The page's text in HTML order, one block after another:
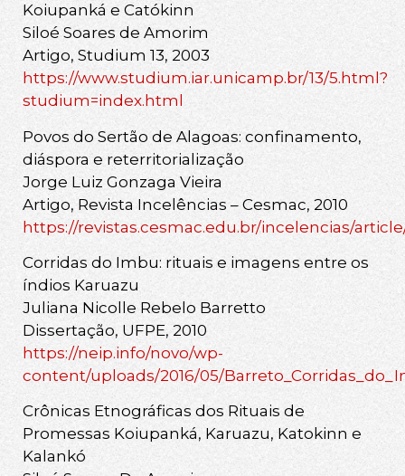
Koiupanká e Catókinn
Siloé Soares de Amorim
Artigo, Studium 13, 2003
https://www.studium.iar.unicamp.br/13/5.html?
studium=index.html
Povos do Sertão de Alagoas: confinamento,
diáspora e reterritorialização
Jorge Luiz Gonzaga Vieira
Artigo, Revista Incelências – Cesmac, 2010
https://revistas.cesmac.edu.br/incelencias/
Corridas do Imbu: rituais e imagens entre os
índios Karuazu
Juliana Nicolle Rebelo Barretto
Dissertação, UFPE, 2010
https://neip.info/novo/wp-
content/uploads/2016/05/
Crônicas Etnográficas dos Rituais de
Promessas Koiupanká, Karuazu, Katokinn e
Kalankó